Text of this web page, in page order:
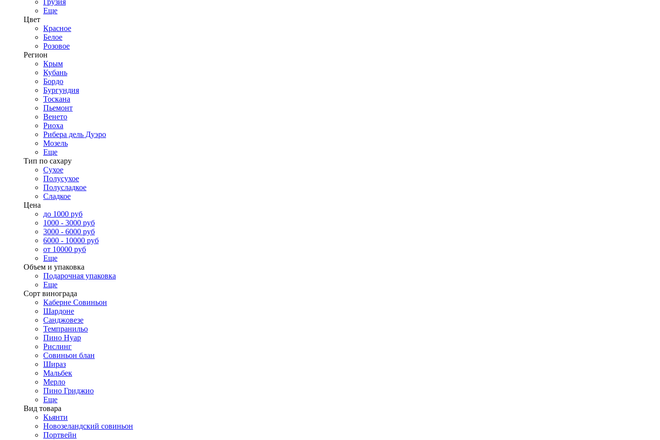
Грузия
Еще
Цвет
Красное
Белое
Розовое
Регион
Крым
Кубань
Бордо
Бургундия
Тоскана
Пьемонт
Венето
Риоха
Рибера дель Дуэро
Мозель
Еще
Тип по сахару
Сухое
Полусухое
Полусладкое
Сладкое
Цена
до 1000 руб
1000 - 3000 руб
3000 - 6000 руб
6000 - 10000 руб
от 10000 руб
Еще
Объем и упаковка
Подарочная упаковка
Еще
Сорт винограда
Каберне Совиньон
Шардоне
Санджовезе
Темпранильо
Пино Нуар
Рислинг
Совиньон блан
Шираз
Мальбек
Мерло
Пино Гриджио
Еще
Вид товара
Кьянти
Новозеландский совиньон
Портвейн